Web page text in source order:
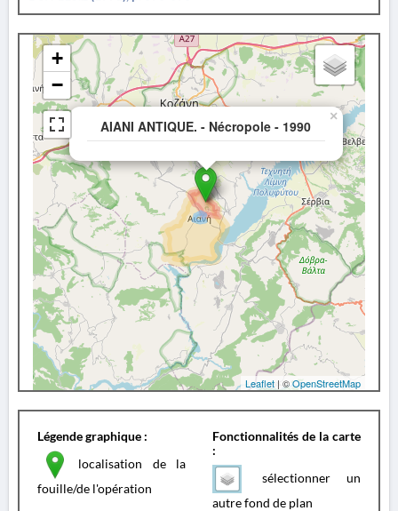
AIANI ANTIQUE. - Nécropole - 1990
×
+
−
Leaflet | ©OpenStreetMap
Légende graphique :
localisation de la
fouille/de l'opération
Fonctionnalités de la carte
:
sélectionner un
autre fond de plan